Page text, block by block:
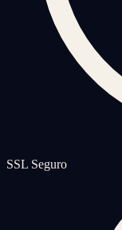
SSL Seguro